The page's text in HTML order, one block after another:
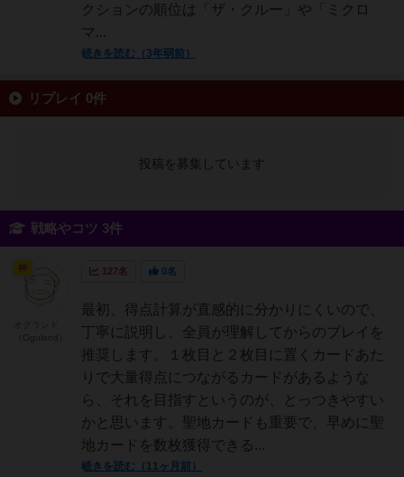
クションの順位は「ザ・クルー」や「ミクロ
マ...
続きを読む（3年弱前）
リプレイ 0件
投稿を募集しています
戦略やコツ 3件
127名 0名
最初、得点計算が直感的に分かりにくいので、
丁寧に説明し、全員が理解してからのプレイを
推奨します。１枚目と２枚目に置くカードあた
りで大量得点につながるカードがあるような
ら、それを目指すというのが、とっつきやすい
かと思います。聖地カードも重要で、早めに聖
地カードを数枚獲得できる...
続きを読む（11ヶ月前）